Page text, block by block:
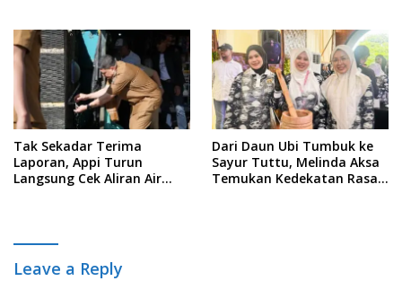
Data
Tak Sekadar Terima
Laporan, Appi Turun
Langsung Cek Aliran Air
Dari Daun Ubi Tumbuk ke
Sayur Tuttu, Melinda Aksa
Temukan Kedekatan Rasa
Leave a Reply